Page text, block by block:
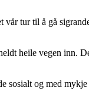
tur til å gå
heile vegen inn.
sosialt og med